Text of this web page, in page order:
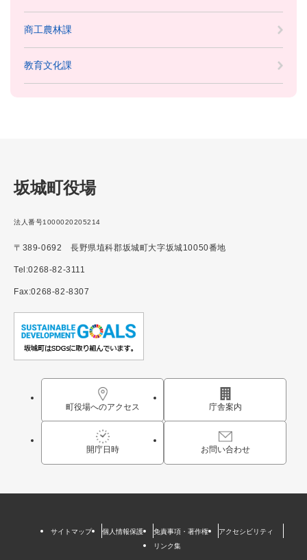
商工農林課
教育文化課
坂城町役場
法人番号1000020205214
〒389-0692 長野県埴科郡坂城町大字坂城10050番地
Tel:0268-82-3111
Fax:0268-82-8307
町役場へのアクセス 庁舎案内
開庁日時 お問い合わせ
サイトマップ 個人情報保護 免責事項・著作権
アクセシビリティ
リンク集